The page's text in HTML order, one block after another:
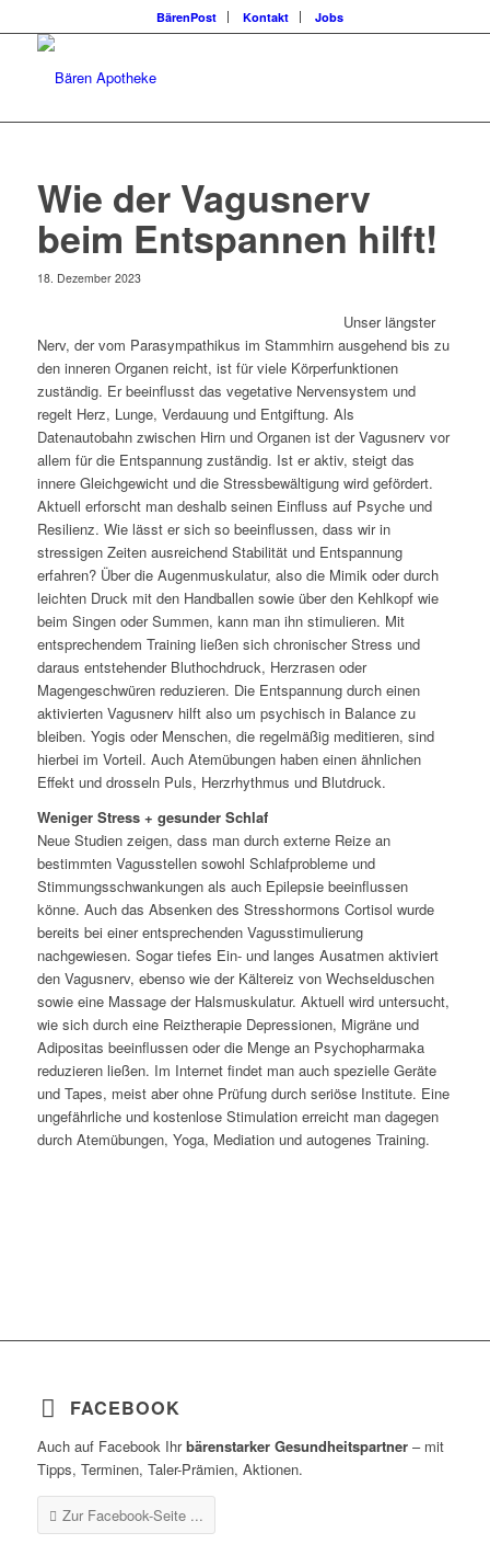
BärenPost Kontakt Jobs
Wie der Vagusnerv
beim Entspannen hilft!
18. Dezember 2023
Unser längster
Nerv, der vom Parasympathikus im Stammhirn ausgehend bis zu
den inneren Organen reicht, ist für viele Körperfunktionen
zuständig. Er beeinflusst das vegetative Nervensystem und
regelt Herz, Lunge, Verdauung und Entgiftung. Als
Datenautobahn zwischen Hirn und Organen ist der Vagusnerv vor
allem für die Entspannung zuständig. Ist er aktiv, steigt das
innere Gleichgewicht und die Stressbewältigung wird gefördert.
Aktuell erforscht man deshalb seinen Einfluss auf Psyche und
Resilienz. Wie lässt er sich so beeinflussen, dass wir in
stressigen Zeiten ausreichend Stabilität und Entspannung
erfahren? Über die Augenmuskulatur, also die Mimik oder durch
leichten Druck mit den Handballen sowie über den Kehlkopf wie
beim Singen oder Summen, kann man ihn stimulieren. Mit
entsprechendem Training ließen sich chronischer Stress und
daraus entstehender Bluthochdruck, Herzrasen oder
Magengeschwüren reduzieren. Die Entspannung durch einen
aktivierten Vagusnerv hilft also um psychisch in Balance zu
bleiben. Yogis oder Menschen, die regelmäßig meditieren, sind
hierbei im Vorteil. Auch Atemübungen haben einen ähnlichen
Effekt und drosseln Puls, Herzrhythmus und Blutdruck.
Weniger Stress + gesunder Schlaf
Neue Studien zeigen, dass man durch externe Reize an
bestimmten Vagusstellen sowohl Schlafprobleme und
Stimmungsschwankungen als auch Epilepsie beeinflussen
könne. Auch das Absenken des Stresshormons Cortisol wurde
bereits bei einer entsprechenden Vagusstimulierung
nachgewiesen. Sogar tiefes Ein- und langes Ausatmen aktiviert
den Vagusnerv, ebenso wie der Kältereiz von Wechselduschen
sowie eine Massage der Halsmuskulatur. Aktuell wird untersucht,
wie sich durch eine Reiztherapie Depressionen, Migräne und
Adipositas beeinflussen oder die Menge an Psychopharmaka
reduzieren ließen. Im Internet findet man auch spezielle Geräte
und Tapes, meist aber ohne Prüfung durch seriöse Institute. Eine
ungefährliche und kostenlose Stimulation erreicht man dagegen
durch Atemübungen, Yoga, Mediation und autogenes Training.
FACEBOOK
Auch auf Facebook Ihrbärenstarker Gesundheitspartner– mit
Tipps, Terminen, Taler-Prämien, Aktionen.
Zur Facebook-Seite ...